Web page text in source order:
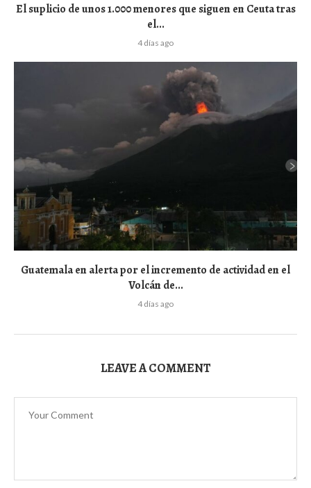
El suplicio de unos 1.000 menores que siguen en Ceuta tras
el...
4 días ago
Guatemala en alerta por el incremento de actividad en el
Volcán de...
4 días ago
LEAVE A COMMENT